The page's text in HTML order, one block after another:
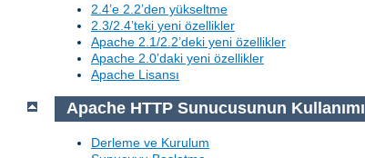
2.4’e 2.2’den yükseltme
2.3/2.4’teki yeni özellikler
Apache 2.1/2.2’deki yeni özellikler
Apache 2.0’daki yeni özellikler
Apache Lisansı
Apache HTTP Sunucusunun Kullanımı
Derleme ve Kurulum